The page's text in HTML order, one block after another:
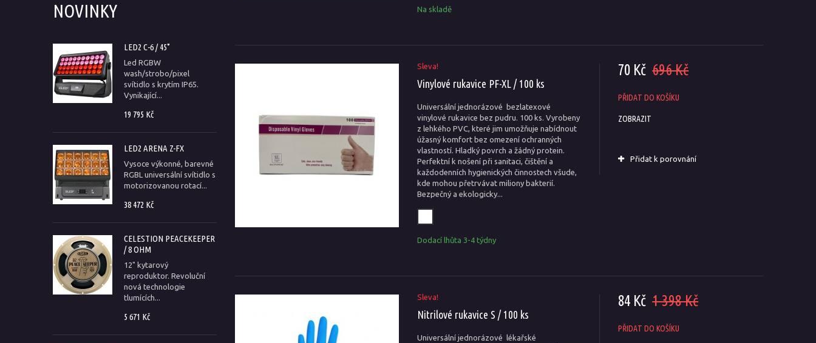
NOVINKY
LED2 C-6 / 45°
Led RGBW
wash/strobo/pixel
svítidlo s krytím IP65.
Vynikající...
19 795 Kč
LED2 ARENA Z-FX
Vysoce výkonné, barevné
RGBL universální svítidlo s
motorizovanou rotací...
38 472 Kč
CELESTION PEACEKEEPER
/ 8 OHM
12" kytarový
reproduktor. Revoluční
nová technologie
tlumících...
5 671 Kč
Na skladě
Sleva!
Vinylové rukavice PF-XL / 100 ks
Universální jednorázové bezlatexové
vinylové rukavice bez pudru. 100 ks. Vyrobeny
z lehkého PVC, které jim umožňuje nabídnout
úžasný komfort bez omezení ochranných
vlastností. Hladký povrch a žádný protein.
Perfektní k nošení při sanitaci, čištění a
každodenních hygienických činnostech všude,
kde mohou přetrvávat miliony bakterií.
Bezpečný a ekologicky...
Dodací lhůta 3-4 týdny
70 Kč 696 Kč
PŘIDAT DO KOŠÍKU
ZOBRAZIT
Přidat k porovnání
Sleva!
Nitrilové rukavice S / 100 ks
Universální jednorázové lékařské
84 Kč 1 398 Kč
PŘIDAT DO KOŠÍKU